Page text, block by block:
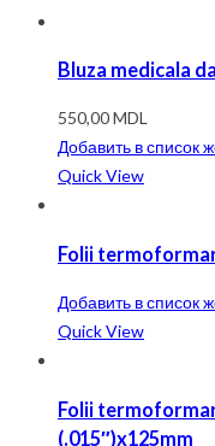
Bluza medicala
550,00MDL
Добавить в список
Quick View
Folii
Добавить в список
Quick View
Folii
(.015″)x125mm